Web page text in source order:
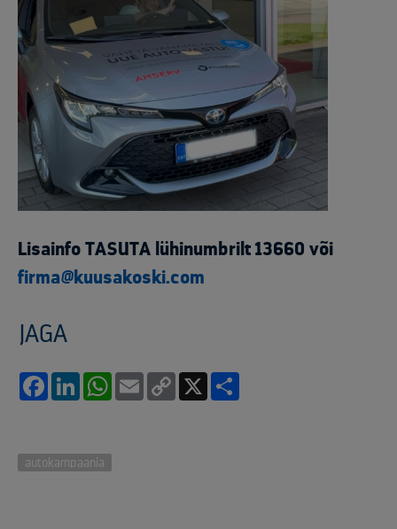
Lisainfo TASUTA lühinumbrilt 13660 või
firma@kuusakoski.com
JAGA
FacebookLinkedInWhatsApp
Email
Copy
autokampaania